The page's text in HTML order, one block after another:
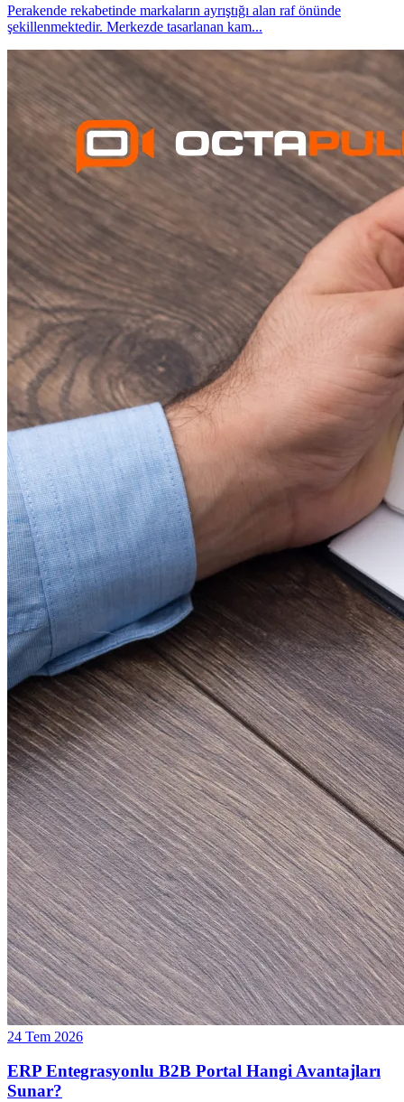
Perakende rekabetinde markaların ayrıştığı alan raf önünde
şekillenmektedir. Merkezde tasarlanan kam...
24 Tem 2026
ERP Entegrasyonlu B2B Portal Hangi Avantajları
Sunar?